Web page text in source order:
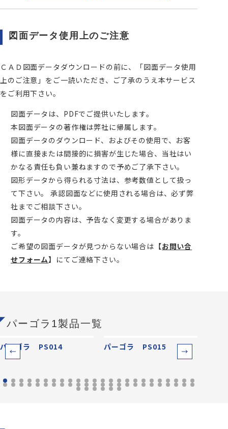
図面データ使用上のご注意
ＣＡＤ図面データダウンロードの前に、「図面データ使用
上のご注意」をご一読いただき、ご了承のうえ本サービス
をご利用下さい。
図面データは、PDFでご提供いたします。
本図面データの著作権は弊社に帰属します。
図面データのダウンロード、およびその使用で、お客
様に直接または間接的に損害が生じた場合、当社はい
かなる責任も負い兼ねますので予めご了承下さい。
図形データから得られる寸法は、参考数値として扱っ
て下さい。 承認図面などに使用される場合は、必ず弊
社までご相談下さい。
図面データの内容は、予告なく変更する場合がありま
す。
ご希望の図面データが見つからない場合は 【お問い合
せフォーム】 にてご連絡下さい。
パーゴラ1製品一覧
パーゴラ PS014 パーゴラ PS015